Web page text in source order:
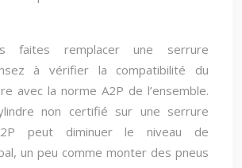
faites remplacer une serrure
à vérifier la compatibilité du
avec la norme A2P de l’ensemble.
non certifié sur une serrure
peut diminuer le niveau de
un peu comme monter des pneus